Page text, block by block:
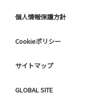
個人情報保護方針
Cookieポリシー
サイトマップ
GLOBAL SITE